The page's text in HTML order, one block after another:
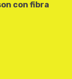
con fibra